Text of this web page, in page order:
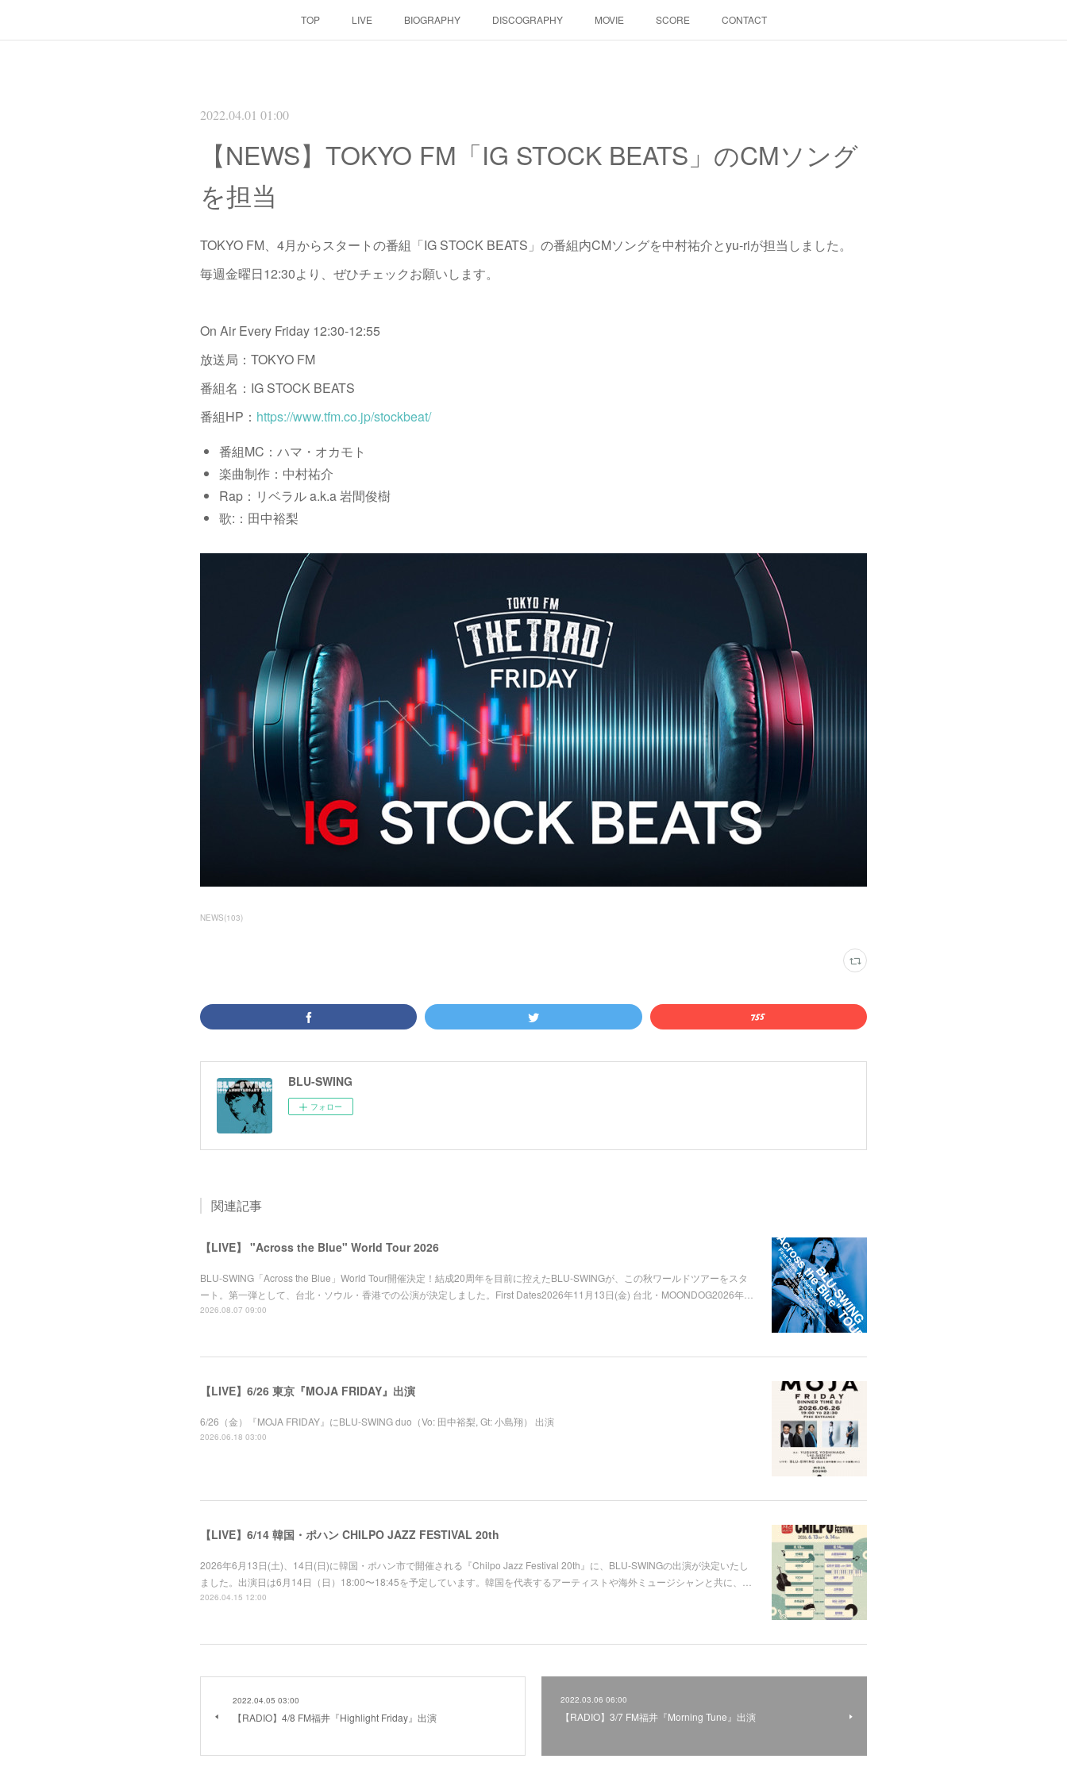
TOP LIVE BIOGRAPHY DISCOGRAPHY MOVIE SCORE CONTACT
2022.04.01 01:00
【NEWS】TOKYO FM「IG STOCK BEATS」のCMソング
を担当
TOKYO FM、4月からスタートの番組「IG STOCK BEATS」の番組内CMソングを中村祐介とyu-riが担当しました。
毎週金曜日12:30より、ぜひチェックお願いします。
On Air Every Friday 12:30-12:55
放送局：TOKYO FM
番組名：IG STOCK BEATS
番組HP： https://www.tfm.co.jp/stockbeat/
番組MC：ハマ・オカモト
楽曲制作：中村祐介
Rap：リベラル a.k.a 岩間俊樹
歌:：田中裕梨
NEWS(103)
BLU-SWING
フォロー
関連記事
【LIVE】 "Across the Blue" World Tour 2026
BLU-SWING「Across the Blue」World Tour開催決定！結成20周年を目前に控えたBLU-SWINGが、この秋ワールドツアーをスタ
ート。第一弾として、台北・ソウル・香港での公演が決定しました。First Dates2026年11月13日(金) 台北・MOONDOG2026年…
2026.08.07 09:00
【LIVE】6/26 東京『MOJA FRIDAY』出演
6/26（金）『MOJA FRIDAY』にBLU-SWING duo（Vo: 田中裕梨, Gt: 小島翔） 出演
2026.06.18 03:00
【LIVE】6/14 韓国・ポハン CHILPO JAZZ FESTIVAL 20th
2026年6月13日(土)、14日(日)に韓国・ポハン市で開催される『Chilpo Jazz Festival 20th』に、BLU-SWINGの出演が決定いたし
ました。出演日は6月14日（日）18:00〜18:45を予定しています。韓国を代表するアーティストや海外ミュージシャンと共に、…
2026.04.15 12:00
2022.04.05 03:00
【RADIO】4/8 FM福井『Highlight Friday』出演
2022.03.06 06:00
【RADIO】3/7 FM福井『Morning Tune』出演